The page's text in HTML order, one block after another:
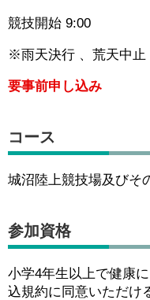
競技開始 9:00
※雨天決行 、荒天中止
要事前申し込み
コース
城沼陸上競技場及びそ
参加資格
小学4年生以上で健康
込規約に同意いただけ